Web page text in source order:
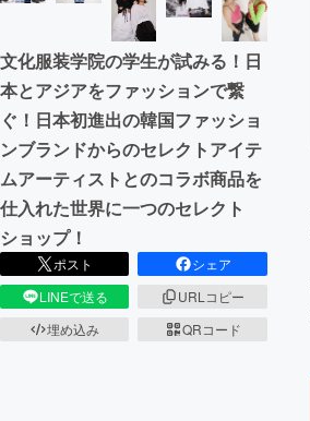
文化服装学院の学生が試みる！日
本とアジアをファッションで繋
ぐ！日本初進出の韓国ファッショ
ンブランドからのセレクトアイテ
ムアーティストとのコラボ商品を
仕入れた世界に一つのセレクト
ショップ！
ポスト
シェア
LINEで送る
URLコピー
埋め込み
QRコード